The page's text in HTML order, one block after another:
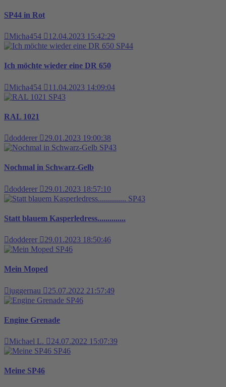
SP44 in Rot
Micha454
12.04.2023 15:42:29
SP44
Ich möchte wieder eine DR 650
Micha454
11.04.2023 14:09:04
SP43
RAL 1021
dodderer
29.01.2023 19:00:38
SP43
Nochmal in Schwarz-Gelb
dodderer
29.01.2023 18:57:10
SP43
Statt blauem Kasperledress..............
dodderer
29.01.2023 18:50:46
SP46
Mein Moped
juggernau
25.07.2022 21:57:49
SP46
Engine Grenade
Michael L.
24.07.2022 15:07:39
SP46
Meine SP46